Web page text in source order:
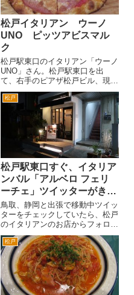
松戸イタリアン ウーノ
UNO ピッツアビスマル
ク
松戸駅東口のイタリアン「ウーノ
UNO」さん。松戸駅東口を出
て、右手のピアザ松戸ビル、現在
はブックオフやマクドナルド、吉
野家が入っているビル、の脇の路
地を歩いていくとすぐ突き当りに
あります。駅から徒歩1分ぐらい
です。本、DVD屋さんの二階で
松戸
松戸駅東口すぐ、イタリア
ンバル「アルベロ フェリ
ーチェ」ツイッターがきっ
かけで行ってみた
鳥取、静岡と出張で移動中ツイッ
ターをチェックしていたら、松戸
のイタリアンのお店からフォロー
いただいたことに気づきました。
松戸駅東口のお店。東口といえば
僕の守備範囲。しかもイタリアン
は好きなので普段から気を付けて
いるはずなんだが・・・と住所...
松戸